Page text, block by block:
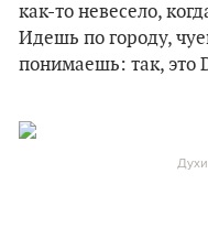
как-то невесело,
Идешь по городу,
понимаешь: так, это